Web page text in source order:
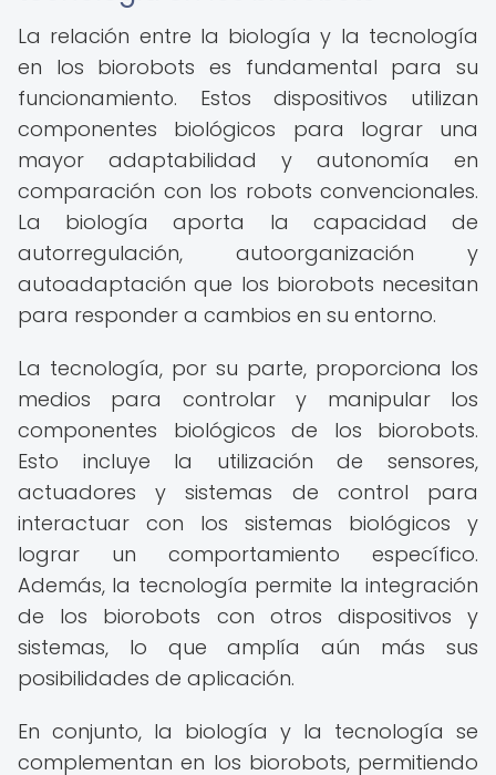
La relación entre la biología y la tecnología
en los biorobots es fundamental para su
funcionamiento. Estos dispositivos utilizan
componentes biológicos para lograr una
mayor adaptabilidad y autonomía en
comparación con los robots convencionales.
La biología aporta la capacidad de
autorregulación, autoorganización y
autoadaptación que los biorobots necesitan
para responder a cambios en su entorno.
La tecnología, por su parte, proporciona los
medios para controlar y manipular los
componentes biológicos de los biorobots.
Esto incluye la utilización de sensores,
actuadores y sistemas de control para
interactuar con los sistemas biológicos y
lograr un comportamiento específico.
Además, la tecnología permite la integración
de los biorobots con otros dispositivos y
sistemas, lo que amplía aún más sus
posibilidades de aplicación.
En conjunto, la biología y la tecnología se
complementan en los biorobots, permitiendo